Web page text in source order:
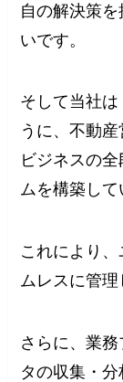
自の解決策
いです。
そして当社
うに、不動
ビジネスの
ムを構築して
これにより
ムレスに管理
さらに、業
タの収集・